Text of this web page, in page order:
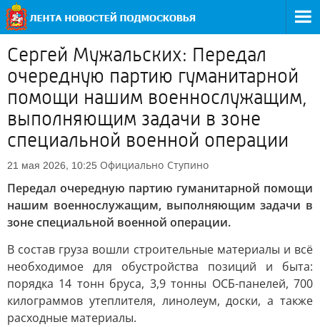
Сергей Мужальских: Передал
очередную партию гуманитарной
помощи нашим военнослужащим,
выполняющим задачи в зоне
специальной военной операции
21 мая 2026, 10:25 Официально Ступино
Передал очередную партию гуманитарной помощи
нашим военнослужащим, выполняющим задачи в
зоне специальной военной операции.
В состав груза вошли строительные материалы и всё
необходимое для обустройства позиций и быта:
порядка 14 тонн бруса, 3,9 тонны ОСБ-панелей, 700
килограммов утеплителя, линолеум, доски, а также
расходные материалы.